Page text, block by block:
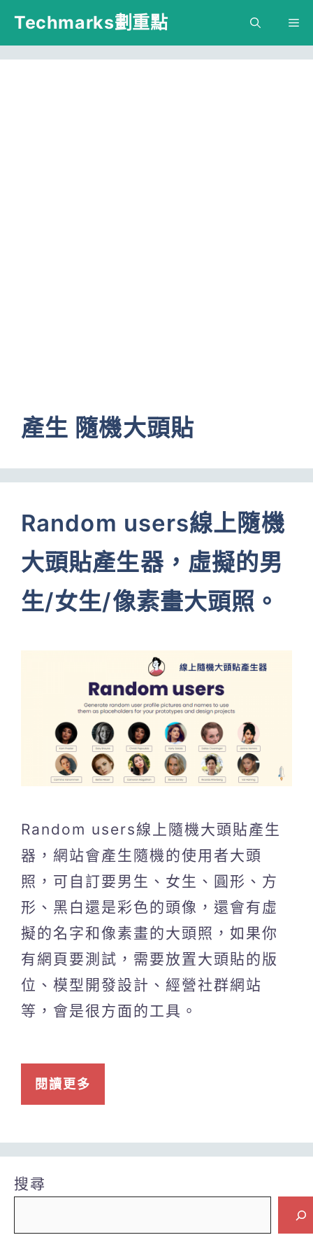
跳
主
Techmarks劃重點
產生 隨機大頭貼
Random users線上隨機
大頭貼產生器，虛擬的男
生/女生/像素畫大頭照。
Random users線上隨機大頭貼產生
器，網站會產生隨機的使用者大頭
照，可自訂要男生、女生、圓形、方
形、黑白還是彩色的頭像，還會有虛
擬的名字和像素畫的大頭照，如果你
有網頁要測試，需要放置大頭貼的版
位、模型開發設計、經營社群網站
等，會是很方面的工具。
閱讀更多
搜尋